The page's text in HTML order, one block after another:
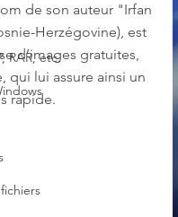
RAR, etc.
de son auteur "Irfan
Herzégovine), est
d’images gratuites,
qui lui assure ainsi un
rapide.